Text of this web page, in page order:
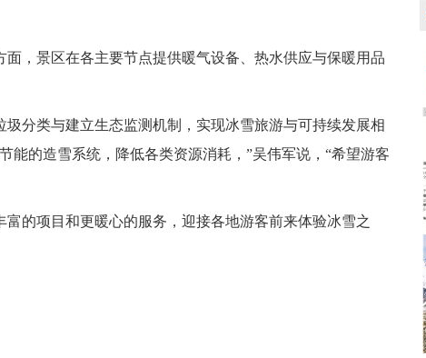
，景区在各主要节点提供暖气设备、热水供应与保暖用品
类与建立生态监测机制，实现冰雪旅游与可持续发展相
能的造雪系统，降低各类资源消耗，”吴伟军说，“希望游客
的项目和更暖心的服务，迎接各地游客前来体验冰雪之